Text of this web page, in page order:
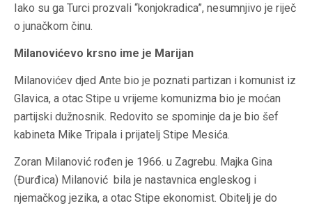
Iako su ga Turci prozvali “konjokradica”, nesumnjivo je riječ
o junačkom činu.
Milanovićevo krsno ime je Marijan
Milanovićev djed Ante bio je poznati partizan i komunist iz
Glavica, a otac Stipe u vrijeme komunizma bio je moćan
partijski dužnosnik. Redovito se spominje da je bio šef
kabineta Mike Tripala i prijatelj Stipe Mesića.
Zoran Milanović rođen je 1966. u Zagrebu. Majka Gina
(Đurđica) Milanović bila je nastavnica engleskog i
njemačkog jezika, a otac Stipe ekonomist. Obitelj je do